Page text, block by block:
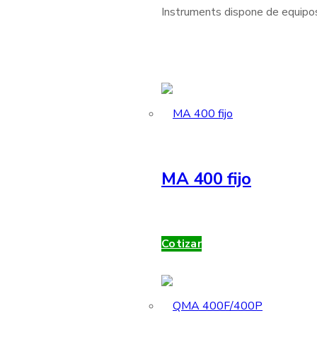
Instruments dispone de
MA 400 fijo
Cotizar